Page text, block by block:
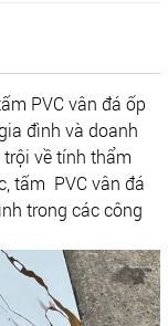
PVC vân đá ốp
đình và doanh
về tính thẩm
tấm PVC vân đá
trong các công